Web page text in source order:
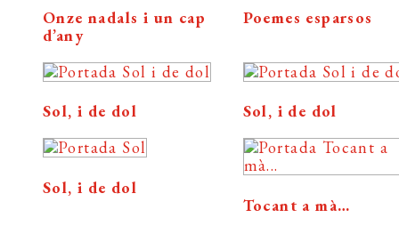
Onze nadals i un cap
d’any
Poemes esparsos
Sol, i de dol Sol, i de dol
Sol, i de dol
Tocant a mà…